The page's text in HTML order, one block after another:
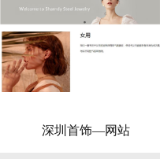
深圳首饰—网站